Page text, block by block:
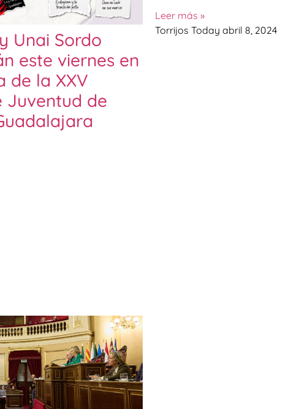
Unai Sordo
este viernes en
de la XXV
Juventud de
Leer más »
Torrijos Today abril 8, 2024